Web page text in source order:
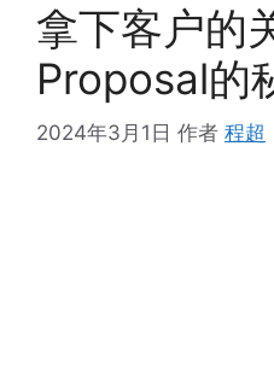
拿下客户的
Proposal的
2024年3月1日 作者 程超